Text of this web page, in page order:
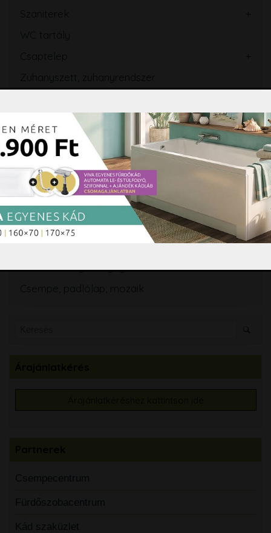
Szaniterek
WC tartály
Csaptelep
Zuhanyszett, zuhanyrendszer
Fürdőszobabútor, tükör
Mosogató
Törölközőszárító radiátor
Szifon, lefolyó, folyóka, WC ülőke
Fürdőszobai kiegészítők
Hidromasszázs, Színterápia
Burkolási segédanyagok
Csempe, padlólap, mozaik
Csempecentrum
Fürdőszobacentrum
Kád szaküzlet